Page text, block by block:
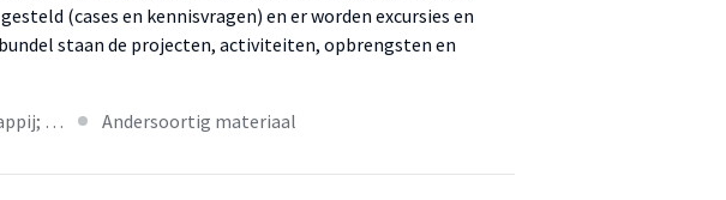
(cases en kennisvragen) en er worden excursies en
staan de projecten, activiteiten, opbrengsten en
… Andersoortig materiaal